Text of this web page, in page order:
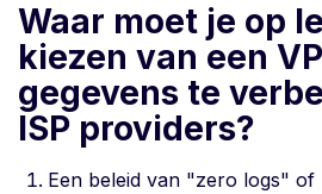
Waar moet je op
kiezen van een
gegevens te
ISP providers?
Een beleid van "zero logs" of